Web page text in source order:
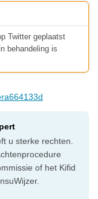
Twitter geplaatst
behandeling is
u sterke rechten.
of het Kifid